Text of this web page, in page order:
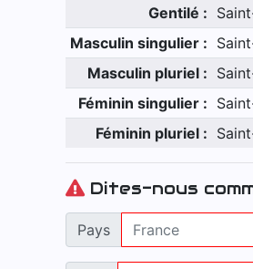
Gentilé :
Masculin singulier :
Masculin pluriel :
Féminin singulier :
Féminin pluriel :
Dites-nous
Pays